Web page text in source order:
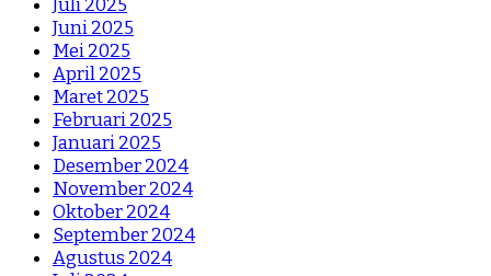
Juni 2025
Mei 2025
April 2025
Maret 2025
Februari 2025
Januari 2025
Desember 2024
November 2024
Oktober 2024
September 2024
Agustus 2024